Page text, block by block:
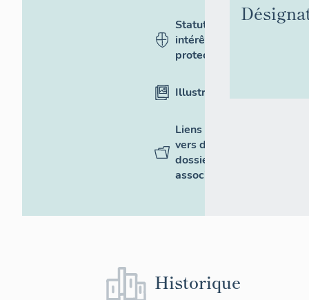
Statut,
intérêt et
protection
Illustrations
Liens
vers des
dossiers
associés
Historique